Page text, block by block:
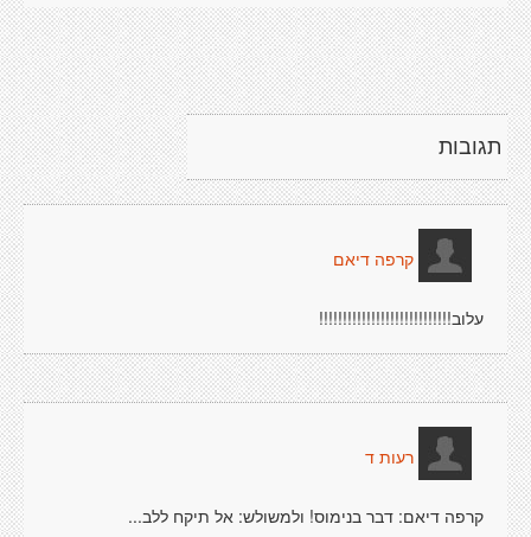
תגובות
קרפה דיאם
עלוב!!!!!!!!!!!!!!!!!!!!!!!!!!!!
רעות ד
קרפה דיאם: דבר בנימוס! ולמשולש: אל תיקח ללב...